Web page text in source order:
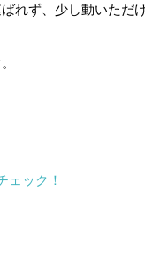
れず、少し動いただ
ェック！